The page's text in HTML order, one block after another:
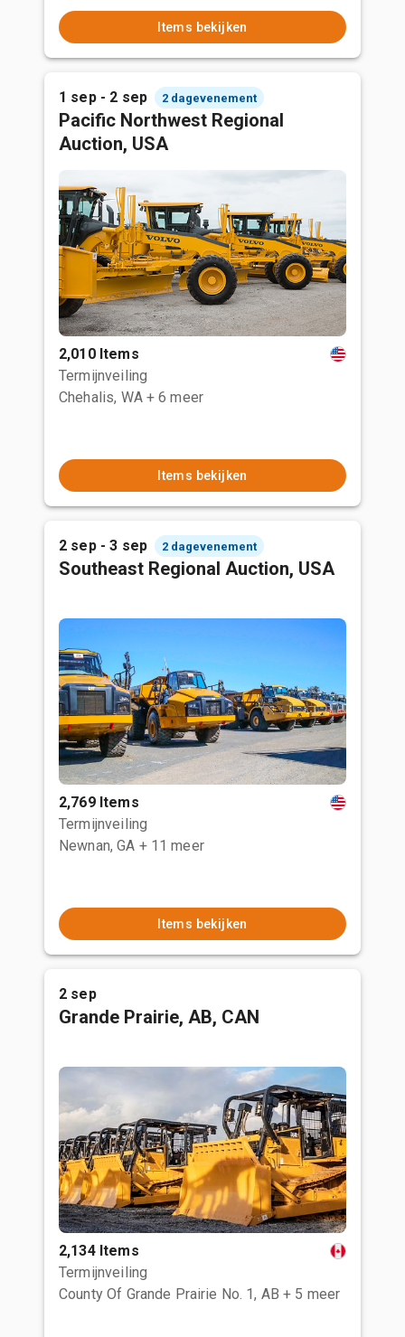
Items bekijken
1 sep - 2 sep 2 dagevenement
Pacific Northwest Regional
Auction, USA
2,010 Items
Termijnveiling
Chehalis, WA + 6 meer
Items bekijken
2 sep - 3 sep 2 dagevenement
Southeast Regional Auction, USA
2,769 Items
Termijnveiling
Newnan, GA + 11 meer
Items bekijken
2 sep
Grande Prairie, AB, CAN
2,134 Items
Termijnveiling
County Of Grande Prairie No. 1, AB + 5 meer